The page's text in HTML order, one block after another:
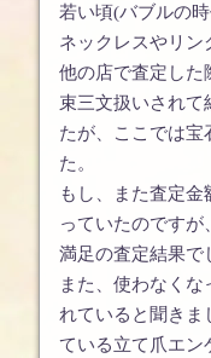
若い頃(バブルの
ネックレスやリン
他の店で査定した
束三文扱いされて
たが、ここでは宝
た。
もし、また査定
っていたのです
満足の査定結果で
また、使わなく
れていると聞きま
ている立て爪エン